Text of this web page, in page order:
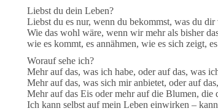
Liebst du dein Leben?
Liebst du es nur, wenn du bekommst, was du dir
Wie das wohl wäre, wenn wir mehr als bisher
wie es kommt, es annähmen, wie es sich zeigt,
Worauf sehe ich?
Mehr auf das, was ich habe, oder auf das, was
Mehr auf das, was sich mir anbietet, oder auf
Mehr auf das Eis oder mehr auf die Blumen, die
Ich kann selbst auf mein Leben einwirken –